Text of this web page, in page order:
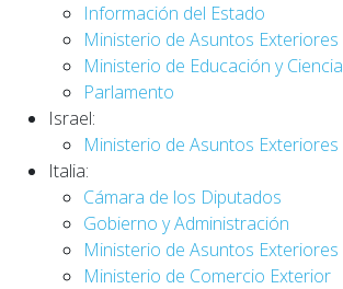
Información del Estado
Ministerio de Asuntos Exteriores
Ministerio de Educación y Ciencia
Parlamento
Israel:
Ministerio de Asuntos Exteriores
Italia:
Cámara de los Diputados
Gobierno y Administración
Ministerio de Asuntos Exteriores
Ministerio de Comercio Exterior